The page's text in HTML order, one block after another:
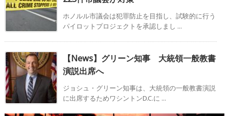
ホノルル市議会は犯罪防止を目指し、試験的に行う
パイロットプロジェクトを承認しまし ...
【News】グリーン知事 大統領一般教書
演説出席へ
ジョシュ・グリーン知事は、大統領の一般教書演説
に出席するためワシントンD.C.に ...